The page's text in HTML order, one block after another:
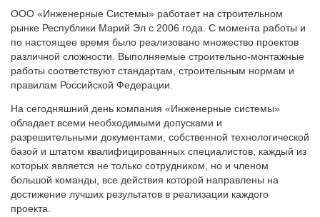
ООО «Инженерные Системы» работает на строительном
рынке Республики Марий Эл с 2006 года. С момента работы и
по настоящее время было реализовано множество проектов
различной сложности. Выполняемые строительно-монтажные
работы соответствуют стандартам, строительным нормам и
правилам Российской Федерации.
На сегодняшний день компания «Инженерные системы»
обладает всеми необходимыми допусками и
разрешительными документами, собственной технологической
базой и штатом квалифицированных специалистов, каждый из
которых является не только сотрудником, но и членом
большой команды, все действия которой направлены на
достижение лучших результатов в реализации каждого
проекта.